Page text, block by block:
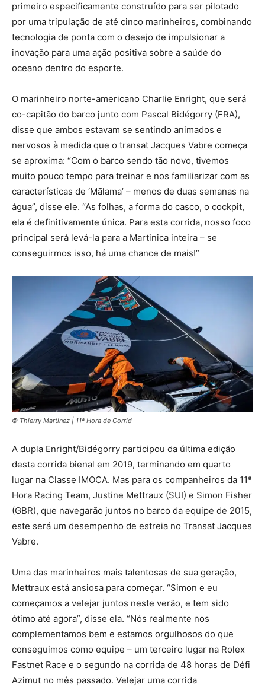
primeiro especificamente construído para ser pilotado
por uma tripulação de até cinco marinheiros, combinando
tecnologia de ponta com o desejo de impulsionar a
inovação para uma ação positiva sobre a saúde do
oceano dentro do esporte.
O marinheiro norte-americano Charlie Enright, que será
co-capitão do barco junto com Pascal Bidégorry (FRA),
disse que ambos estavam se sentindo animados e
nervosos à medida que o transat Jacques Vabre começa
se aproxima: “Com o barco sendo tão novo, tivemos
muito pouco tempo para treinar e nos familiarizar com as
características de ‘Mālama’ – menos de duas semanas na
água”, disse ele. “As folhas, a forma do casco, o cockpit,
ela é definitivamente única. Para esta corrida, nosso foco
principal será levá-la para a Martinica inteira – se
conseguirmos isso, há uma chance de mais!”
© Thierry Martinez | 11ª Hora de Corrid
A dupla Enright/Bidégorry participou da última edição
desta corrida bienal em 2019, terminando em quarto
lugar na Classe IMOCA. Mas para os companheiros da 11ª
Hora Racing Team, Justine Mettraux (SUI) e Simon Fisher
(GBR), que navegarão juntos no barco da equipe de 2015,
este será um desempenho de estreia no Transat Jacques
Vabre.
Uma das marinheiros mais talentosas de sua geração,
Mettraux está ansiosa para começar. “Simon e eu
começamos a velejar juntos neste verão, e tem sido
ótimo até agora”, disse ela. “Nós realmente nos
complementamos bem e estamos orgulhosos do que
conseguimos como equipe – um terceiro lugar na Rolex
Fastnet Race e o segundo na corrida de 48 horas de Défi
Azimut no mês passado. Velejar uma corrida